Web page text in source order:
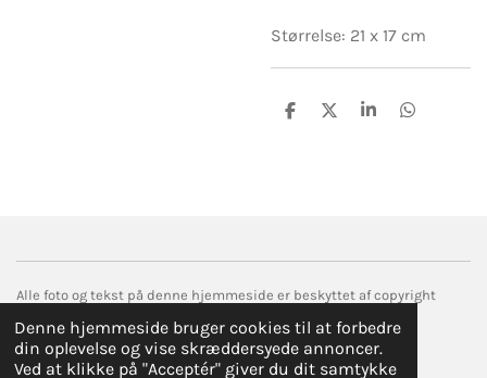
Denne hjemmeside bruger cookies til at forbedre
din oplevelse og vise skræddersyede annoncer.
Ved at klikke på "Acceptér" giver du dit samtykke
Størrelse: 21 x 17 cm
D
D
D
D
Alle foto og tekst på denne hjemmeside er beskyttet af copyright
© 2017 droemmefanger.com
Drevet afWebador